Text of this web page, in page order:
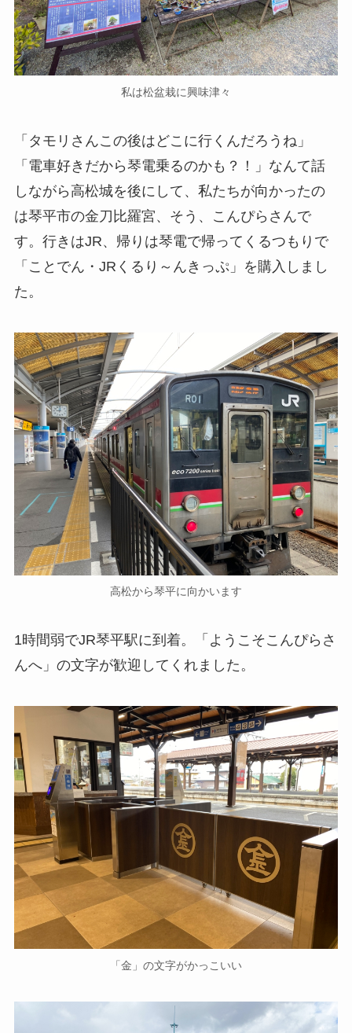
私は松盆栽に興味津々
「タモリさんこの後はどこに行くんだろうね」
「電車好きだから琴電乗るのかも？！」なんて話
しながら高松城を後にして、私たちが向かったの
は琴平市の金刀比羅宮、そう、こんぴらさんで
す。行きはJR、帰りは琴電で帰ってくるつもりで
「ことでん・JRくるり～んきっぷ」を購入しまし
た。
高松から琴平に向かいます
1時間弱でJR琴平駅に到着。「ようこそこんぴらさ
んへ」の文字が歓迎してくれました。
「金」の文字がかっこいい